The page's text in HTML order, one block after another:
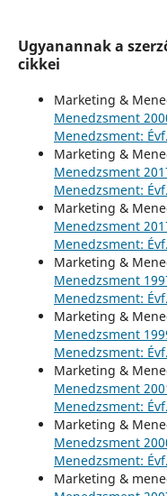
Ugyanannak a
cikkei
Marketing &
Menedzsment
Menedzsment:
Marketing &
Menedzsment
Menedzsment:
Marketing &
Menedzsment
Menedzsment:
Marketing &
Menedzsment
Menedzsment:
Marketing &
Menedzsment
Menedzsment:
Marketing &
Menedzsment
Menedzsment:
Marketing &
Menedzsment
Menedzsment:
Marketing &